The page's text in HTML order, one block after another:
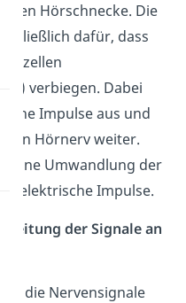
Hörschnecke. Die
dafür, dass
verbiegen. Dabei
Impulse aus und
den Hörnerv weiter.
eine Umwandlung der
in elektrische Impulse.
der Signale an
die Nervensignale